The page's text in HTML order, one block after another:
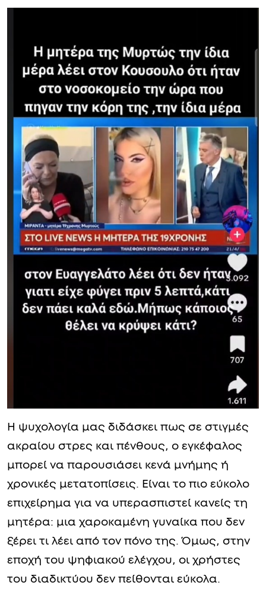
Η ψυχολογία μας διδάσκει πως σε στιγμές
ακραίου στρες και πένθους, ο εγκέφαλος
μπορεί να παρουσιάσει κενά μνήμης ή
χρονικές μετατοπίσεις. Είναι το πιο εύκολο
επιχείρημα για να υπερασπιστεί κανείς τη
μητέρα: μια χαροκαμένη γυναίκα που δεν
ξέρει τι λέει από τον πόνο της. Όμως, στην
εποχή του ψηφιακού ελέγχου, οι χρήστες
του διαδικτύου δεν πείθονται εύκολα.